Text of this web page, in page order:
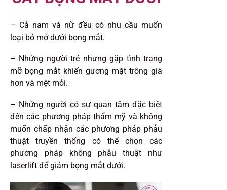
– Cả nam và nữ đều có nhu cầu muốn
loại bỏ mỡ dưới bọng mắt.
– Những người trẻ nhưng gặp tình trạng
mỡ bọng mắt khiến gương mặt trông già
hơn và mệt mỏi.
– Những người có sự quan tâm đặc biệt
đến các phương pháp thẩm mỹ và không
muốn chấp nhận các phương pháp phẫu
thuật truyền thống có thể chọn các
phương pháp không phẫu thuật như
laserlift để giảm bọng mắt dưới.